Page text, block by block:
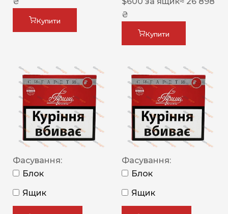
Купити
₴
Купити
Фасування:
Блок
Ящик
Фасування:
Блок
Ящик